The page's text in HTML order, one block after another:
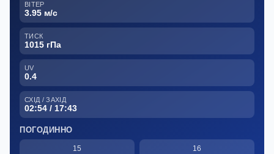
ВІТЕР
3.95 м/с
ТИСК
1015 гПа
UV
0.4
СХІД / ЗАХІД
02:54 / 17:43
ПОГОДИННО
15 16